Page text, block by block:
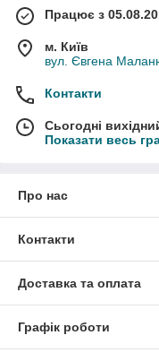
Працює з
м. Київ
вул. Євгена
Контакти
Сьогодні
Показати весь
Про нас
Контакти
Доставка та оплата
Графік роботи